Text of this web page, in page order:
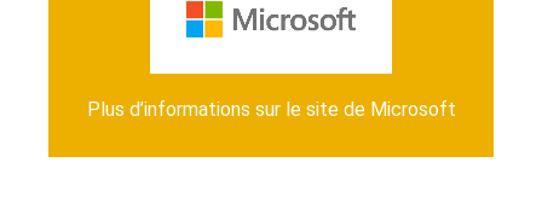
Plus d’informations sur le site de Microsoft
fr/article/nouveaut%c3%a9s-d-office-365–
95c8d81d-08ba-42c1-914f-bca4603e1426?ui=fr-